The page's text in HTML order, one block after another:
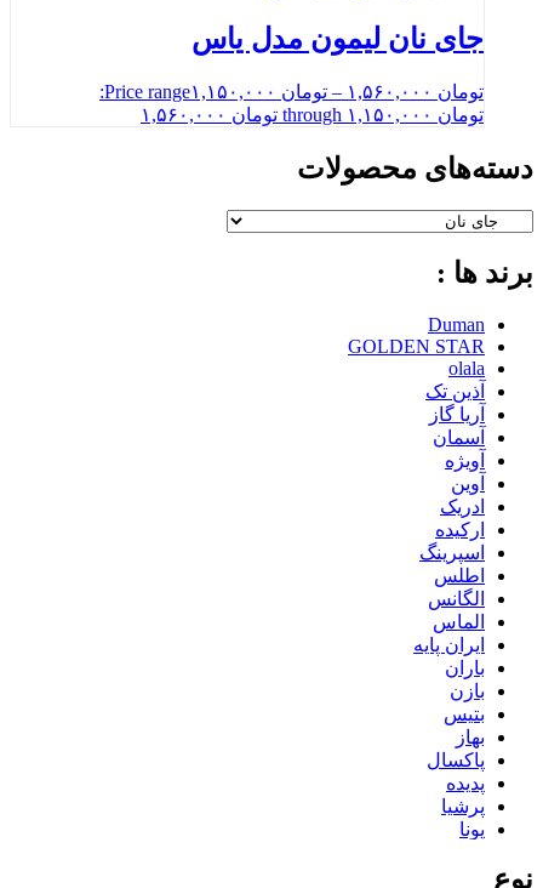
جای نان لیمون مدل یاس
تومان – تومان
Price range:
تومان ۱,۱۵۰,۰۰۰ through تومان ۱,۵۶۰,۰۰۰
دسته‌های محصولات
برند ها :
Duman
GOLDEN STAR
olala
آذین تک
آریا گاز
آسمان
آویژه
آوین
ادریک
ارکیده
اسپرینگ
اطلس
الگانس
الماس
ایران پایه
باران
بازن
بتیس
بهاز
پاکسال
پدیده
پرشیا
پونا
نوع